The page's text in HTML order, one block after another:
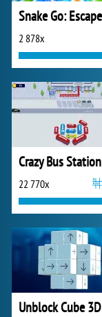
2 878x
Crazy Bus Station
22 770x
Unblock Cube 3D